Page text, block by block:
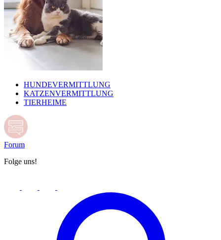
HUNDEVERMITTLUNG
KATZENVERMITTLUNG
TIERHEIME
Forum
Folge uns!